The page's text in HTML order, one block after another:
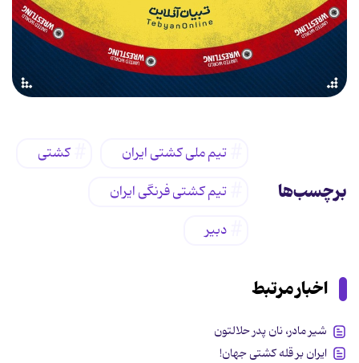
برچسب‌ها
تیم ملی کشتی ایران
کشتی
تیم کشتی فرنگی ایران
دبیر
اخبار مرتبط
شیر مادر، نان پدر حلالتون
ایران بر قله کشتی جهان!